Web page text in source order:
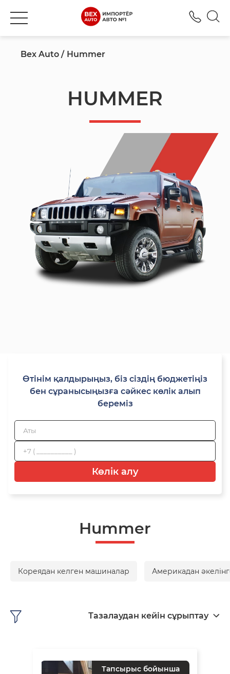
Bex Auto Hummer
HUMMER
Өтінім қалдырыңыз, біз сіздің бюджетіңіз
бен сұранысыңызға сәйкес көлік алып
береміз
Көлік алу
Hummer
Кореядан келген машиналар Америкадан
Тазалаудан кейін сұрыптау
Тапсырыс бойынша